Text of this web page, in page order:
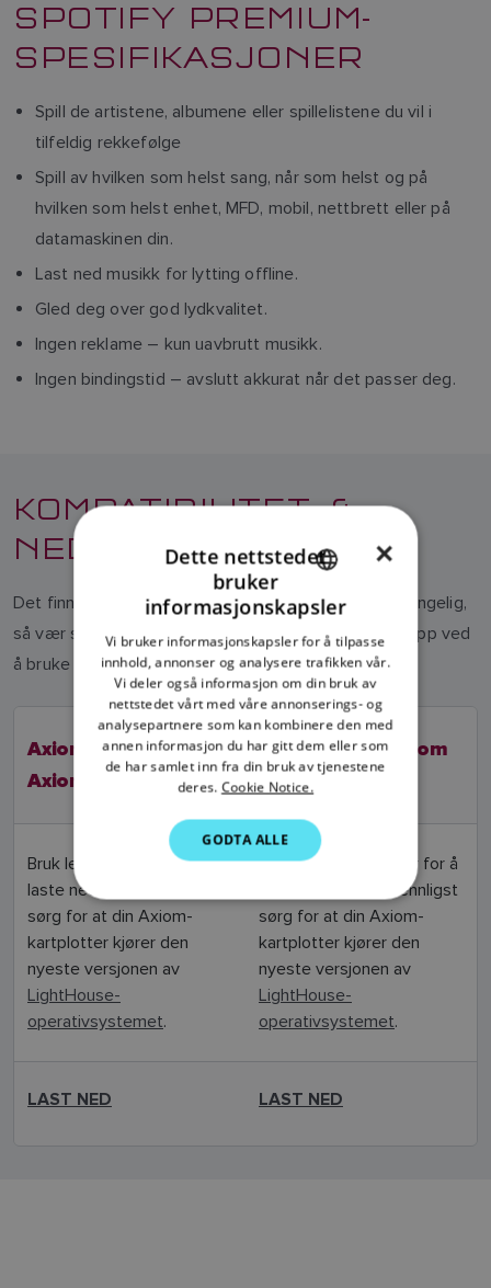
SPOTIFY PREMIUM-
SPESIFIKASJONER
Spill de artistene, albumene eller spillelistene du vil i
tilfeldig rekkefølge
Spill av hvilken som helst sang, når som helst og på
hvilken som helst enhet, MFD, mobil, nettbrett eller på
datamaskinen din.
Last ned musikk for lytting offline.
Gled deg over god lydkvalitet.
Ingen reklame – kun uavbrutt musikk.
Ingen bindingstid – avslutt akkurat når det passer deg.
KOMPATIBILITET &
NEDLASTING
Det finnes forskjellige modeller av kartplottere tilgjengelig,
så vær sikker på at du laster ned riktig LightHouse-app ved
å bruke tabellen nedenfor.
Axiom, Axiom+,
Axiom Pro, Axiom XL
Axiom 2 Pro, Axiom
2 XL
Bruk lenken nedenfor for å
laste ned appen. Vennligst
sørg for at din Axiom-
kartplotter kjører den
nyeste versjonen av
LightHouse-
operativsystemet.
Bruk lenken nedenfor for å
laste ned appen. Vennligst
sørg for at din Axiom-
kartplotter kjører den
nyeste versjonen av
LightHouse-
operativsystemet.
LAST NED LAST NED
DANISH
ITALIAN
SWEDISH
GERMAN
SPANISH
FINNISH
×
Dette nettstedet
bruker
informasjonskapsler
Vi bruker informasjonskapsler for å tilpasse
innhold, annonser og analysere trafikken vår.
Vi deler også informasjon om din bruk av
nettstedet vårt med våre annonserings- og
analysepartnere som kan kombinere den med
annen informasjon du har gitt dem eller som
de har samlet inn fra din bruk av tjenestene
deres. Cookie Notice.
GODTA ALLE